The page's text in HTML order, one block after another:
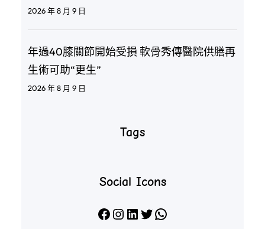
2026 年 8 月 9 日
年過40膝關節開始受損 軟骨秀傳醫院供膳再
生術可助“更生”
2026 年 8 月 9 日
Tags
Social Icons
Facebook Instagram LinkedIn X WhatsApp